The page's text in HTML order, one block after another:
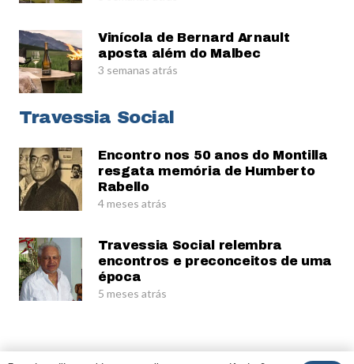
Vinícola de Bernard Arnault
aposta além do Malbec
3 semanas atrás
Travessia Social
Encontro nos 50 anos do Montilla
resgata memória de Humberto
Rabello
4 meses atrás
Travessia Social relembra
encontros e preconceitos de uma
época
5 meses atrás
© Gerardo Rabello